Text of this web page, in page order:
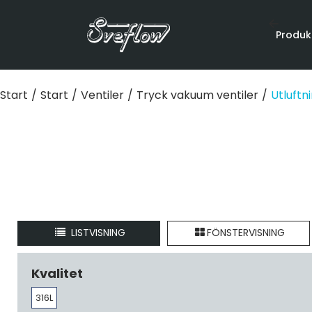
Start / Start / Ventiler / Tryck vakuum ventiler /
LISTVISNING FÖNSTERVISNING
Kvalitet
316L